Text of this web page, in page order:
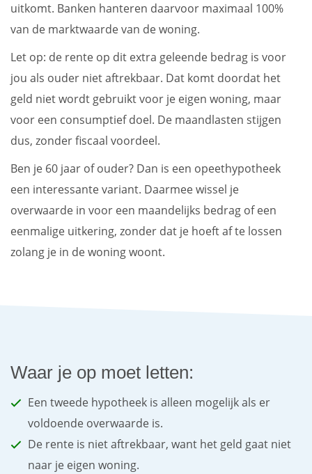
uitkomt. Banken hanteren daarvoor maximaal 100%
van de marktwaarde van de woning.
Let op: de rente op dit extra geleende bedrag is voor
jou als ouder niet aftrekbaar. Dat komt doordat het
geld niet wordt gebruikt voor je eigen woning, maar
voor een consumptief doel. De maandlasten stijgen
dus, zonder fiscaal voordeel.
Ben je 60 jaar of ouder? Dan is een opeethypotheek
een interessante variant. Daarmee wissel je
overwaarde in voor een maandelijks bedrag of een
eenmalige uitkering, zonder dat je hoeft af te lossen
zolang je in de woning woont.
Waar je op moet letten:
Een tweede hypotheek is alleen mogelijk als er
voldoende overwaarde is.
De rente is niet aftrekbaar, want het geld gaat niet
naar je eigen woning.